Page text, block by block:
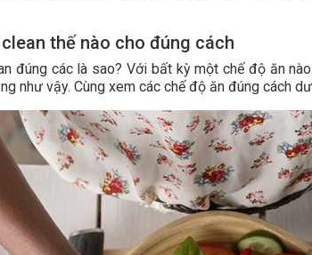
thế nào cho đúng cách
đúng các là sao? Với bất kỳ một chế độ ăn
như vậy. Cùng xem các chế độ ăn đúng cách